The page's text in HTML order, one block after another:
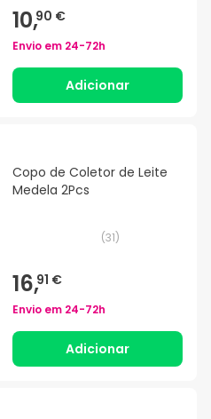
10,90 €
Envio em 24-72h
Adicionar
Copo de Coletor de Leite
Medela 2Pcs
(31)
16,91 €
Envio em 24-72h
Adicionar